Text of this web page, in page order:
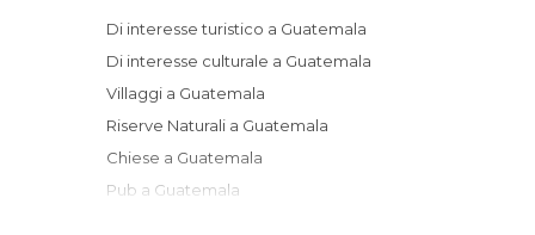
Di interesse turistico a Guatemala
Di interesse culturale a Guatemala
Villaggi a Guatemala
Riserve Naturali a Guatemala
Chiese a Guatemala
Pub a Guatemala